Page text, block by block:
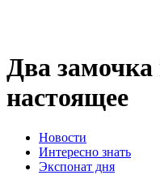
Два
настоящее
Новости
Интересно знать
Экспонат дня